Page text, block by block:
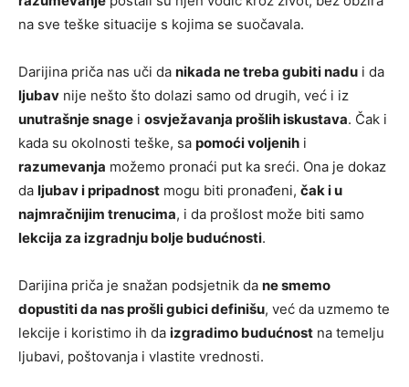
na sve teške situacije s kojima se suočavala.
Darijina priča nas uči da nikada ne treba gubiti nadu i da
ljubav nije nešto što dolazi samo od drugih, već i iz
unutrašnje snage i osvježavanja prošlih iskustava. Čak i
kada su okolnosti teške, sa pomoći voljenih i
razumevanja možemo pronaći put ka sreći. Ona je dokaz
da ljubav i pripadnost mogu biti pronađeni, čak i u
najmračnijim trenucima, i da prošlost može biti samo
lekcija za izgradnju bolje budućnosti.
Darijina priča je snažan podsjetnik da ne smemo
dopustiti da nas prošli gubici definišu, već da uzmemo te
lekcije i koristimo ih da izgradimo budućnost na temelju
ljubavi, poštovanja i vlastite vrednosti.